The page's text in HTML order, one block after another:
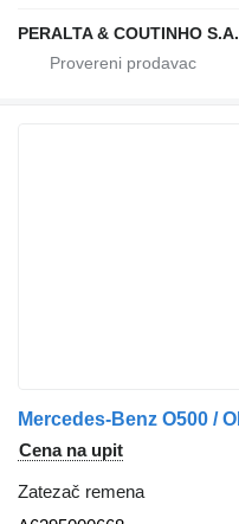
PERALTA & COUTINHO S.A.
Cena na upit
Zatezač remena